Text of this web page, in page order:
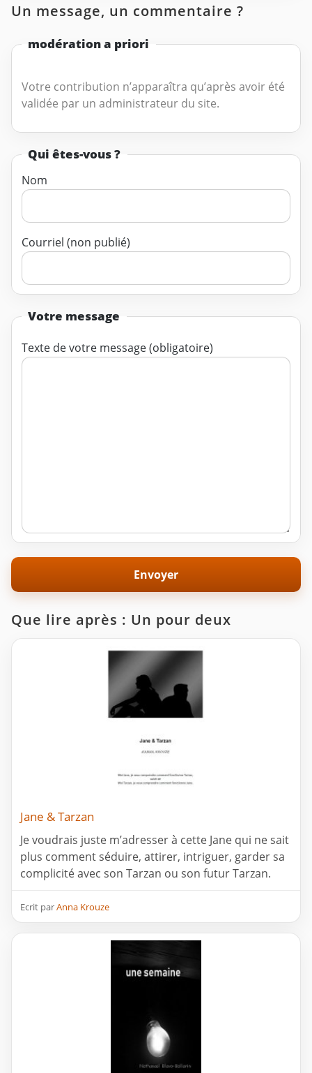
Un message, un commentaire ?
modération a priori
Votre contribution n’apparaîtra qu’après avoir été
validée par un administrateur du site.
Qui êtes-vous ?
Nom
Courriel (non publié)
Votre message
Texte de votre message (obligatoire)
Que lire après : Un pour deux
Jane & Tarzan
Je voudrais juste m’adresser à cette Jane qui ne sait
plus comment séduire, attirer, intriguer, garder sa
complicité avec son Tarzan ou son futur Tarzan.
Ecrit parAnna Krouze